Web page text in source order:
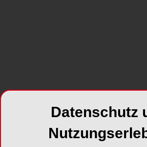
PROFIL*
Hager & Meisinger
Datenschutz